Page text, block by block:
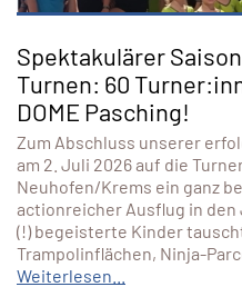
Spektakulärer
Turnen: 60
DOME Pasching!
Zum Abschluss unserer
am 2. Juli 2026 auf die
Neuhofen/Krems ein ganz
actionreicher Ausflug in den
(!) begeisterte Kinder
Trampolinflächen, Ninja-
Weiterlesen...